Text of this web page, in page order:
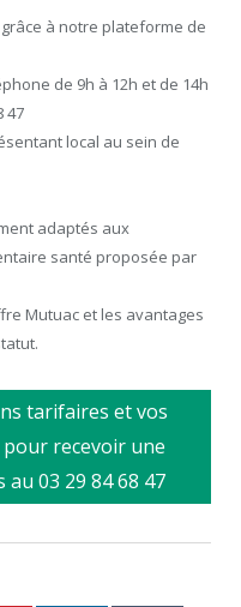
à notre plateforme de
de 9h à 12h et de 14h
47
local au sein de
adaptés aux
santé proposée par
Mutuac et les avantages
tarifaires et vos
recevoir une
03 29 84 68 47